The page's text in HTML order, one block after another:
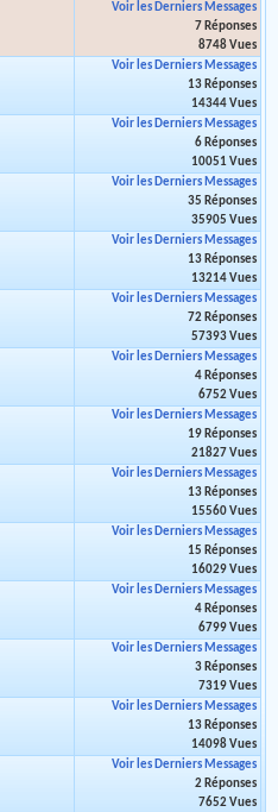
Voir les Derniers Messages
7 Réponses
8748 Vues
Voir les Derniers Messages
13 Réponses
14344 Vues
Voir les Derniers Messages
6 Réponses
10051 Vues
Voir les Derniers Messages
35 Réponses
35905 Vues
Voir les Derniers Messages
13 Réponses
13214 Vues
Voir les Derniers Messages
72 Réponses
57393 Vues
Voir les Derniers Messages
4 Réponses
6752 Vues
Voir les Derniers Messages
19 Réponses
21827 Vues
Voir les Derniers Messages
13 Réponses
15560 Vues
Voir les Derniers Messages
15 Réponses
16029 Vues
Voir les Derniers Messages
4 Réponses
6799 Vues
Voir les Derniers Messages
3 Réponses
7319 Vues
Voir les Derniers Messages
13 Réponses
14098 Vues
Voir les Derniers Messages
2 Réponses
7652 Vues